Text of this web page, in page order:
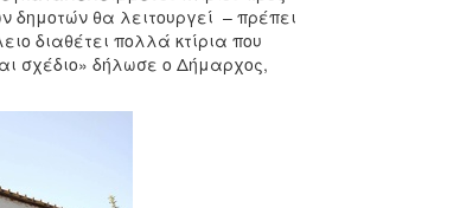
δημοτών θα λειτουργεί – πρέπει
διαθέτει πολλά κτίρια που
σχέδιο» δήλωσε ο Δήμαρχος,